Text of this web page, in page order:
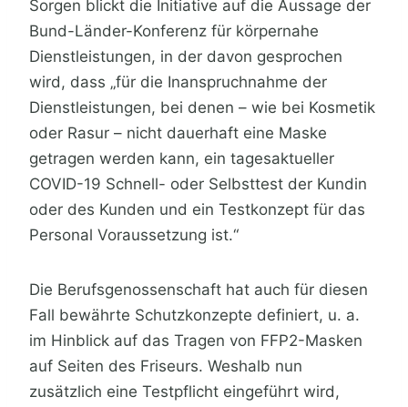
Sorgen blickt die Initiative auf die Aussage der
Bund-Länder-Konferenz für körpernahe
Dienstleistungen, in der davon gesprochen
wird, dass „für die Inanspruchnahme der
Dienstleistungen, bei denen – wie bei Kosmetik
oder Rasur – nicht dauerhaft eine Maske
getragen werden kann, ein tagesaktueller
COVID-19 Schnell- oder Selbsttest der Kundin
oder des Kunden und ein Testkonzept für das
Personal Voraussetzung ist.“
Die Berufsgenossenschaft hat auch für diesen
Fall bewährte Schutzkonzepte definiert, u. a.
im Hinblick auf das Tragen von FFP2-Masken
auf Seiten des Friseurs. Weshalb nun
zusätzlich eine Testpflicht eingeführt wird,